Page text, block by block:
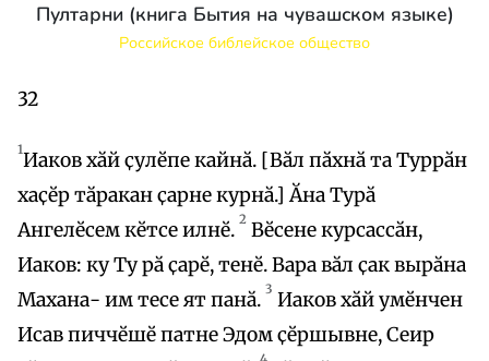
Пултарни (книга Бытия на чувашском языке)
Российское библейское общество
32
1Иаков хӑй ҫулӗпе кайнӑ. [Вӑл пӑхнӑ та Туррӑн
хаҫӗр тӑракан ҫарне курнӑ.] Ӑна Турӑ
Ангелӗсем кӗтсе илнӗ. 2 Вӗсене курсассӑн,
Иаков: ку Ту рӑ ҫарӗ, тенӗ. Вара вӑл ҫак вырӑна
Махана- им тесе ят панӑ. 3 Иаков хӑй умӗнчен
Исав пиччӗшӗ патне Эдом ҫӗршывне, Сеир